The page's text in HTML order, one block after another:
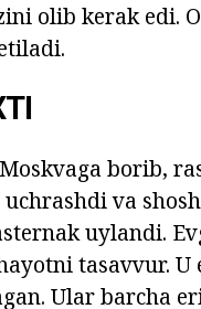
olib kerak edi.
borib,
va
uylandi.
tasavvur.
Ular barcha